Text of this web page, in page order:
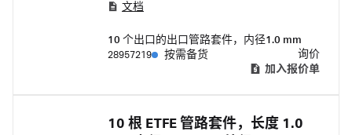
文档
10 个出口的出口管路套件，内径1.0 mm
28957219
按需备货
询价
加入报价单
10 根 ETFE 管路套件，长度 1.0